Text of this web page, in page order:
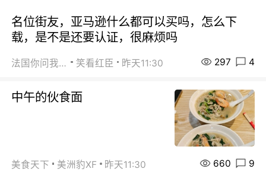
名位街友，亚马逊什么都可以买吗，怎么下
载，是不是还要认证，很麻烦吗
法国你问我答 笑看红臣 昨天11:30 297 4
中午的伙食面
美食天下 美洲豹XF 昨天11:30 660 9